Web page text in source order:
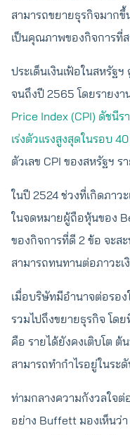
สามารถขยายธุรกิจมากขึ้
เป็นคุณภาพของกิจการที่ส
ประเด็นเงินเฟ้อในสหรัฐ
จนถึงปี 2565 โดยรายงา
Price Index (CPI) ดัชนี
เร่งตัวแรงสูงสุดในรอบ
ตัวเลข CPI ของสหรัฐฯ ร
ในปี 2524 ช่วงที่เกิดภาว
ในจดหมายผู้ถือหุ้นของ
ของกิจการที่ดี 2 ข้อ จะส
สามารถทนทานต่อภาวะเ
เมื่อบริษัทมีอำนาจต่อรอง
รวมไปถึงขยายธุรกิจ โด
คือ รายได้ยังคงเติบโต ต้
สามารถทำกำไรอยู่ในระ
ท่ามกลางความกังวลใจต่
อย่าง Buffett มองเห็นว่